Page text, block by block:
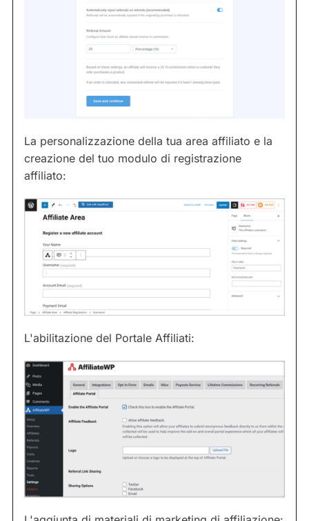
La personalizzazione della tua area affiliato e la
creazione del tuo modulo di registrazione
affiliato:
L'abilitazione del Portale Affiliati: